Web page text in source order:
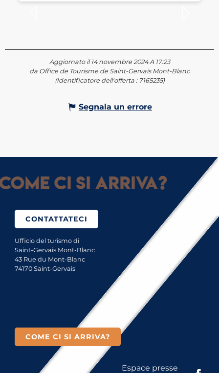
Aggiornato il 14 novembre 2024 A 17:23
da Office de Tourisme de Saint-Gervais Mont-Blanc
(Identificatore dell'offerta : 7165235)
Segnala un errore
ci si arriva?
CONTATTATECI
Ufficio del turismo di
Saint-Gervais Mont-Blanc
43 Rue du Mont-Blanc
74170 Saint-Gervais
COME CI SI ARRIVA?
Espace presse